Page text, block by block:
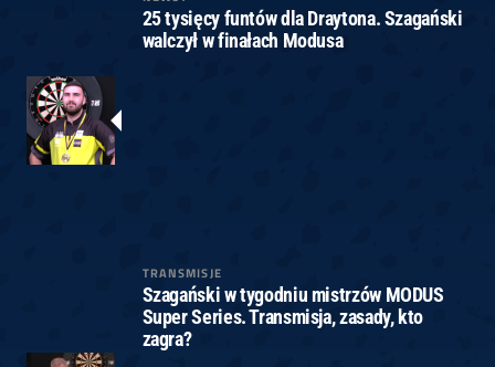
25 tysięcy funtów dla Draytona. Szagański
walczył w finałach Modusa
TRANSMISJE
Szagański w tygodniu mistrzów MODUS
Super Series. Transmisja, zasady, kto
zagra?